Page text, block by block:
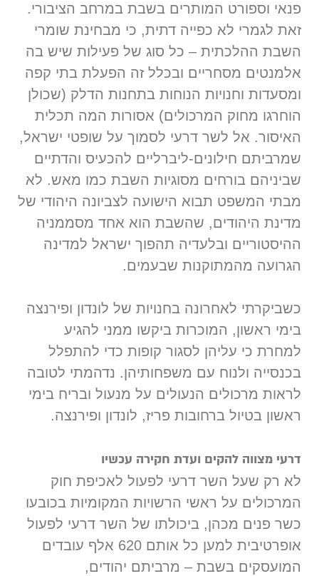
פנאי וספורט המותרים בשבת במרחב הציבורי.
זאת לגמרי לא כפייה דתית, כי מבחינת שומרי
השבת ההלכתית – כל סוג של פעילות שיש בה
אלמנטים מסחריים ובכלל זה הפעלת בתי קפה
ומסעדות וחנויות הנוחות בתחנות הדלק (שכולן
הוחרגו מחוק המרכולים) אסורות המה תכלית
האיסור. אל לשר דרעי לסמוך על שופטי ישראל,
שמרביתם חילונים-ליברליים להכעיס והדתיים
שביניהם בורחים מסוגיות השבת כמו מאש. לא
מבתי המשפט תבוא הישועה לצביונה היהודי של
מדינת היהודים, שהשבת הוא אחד מסממניה
ההיסטוריים ובלעדיה תהפוך ישראל למדינה
הגרועה מהמתוקנות שבעמים.
כשביקרתי לאחרונה בחנויות של לונדון ופירנצה
בימי ראשון, המוכרות ביקשו ממני להגיע
למחרת כי עליהן לסגור קופות כדי להתפלל
בכנסייה ולנוח עם משפחותיהן. נדהמתי לטובה
לראות מרכולים הנעולים על מנעול ובריח בימי
ראשון בטיול ברחובות פריז, לונדון ופירנצה.
דרעי מצווה להקים ועדת חקירה עכשיו
לא רק שעל השר דרעי לפעול לאכיפת חוק
המרכולים על ראשי הרשויות המקומיות בכובעו
כשר פנים מכהן, ביכולתו של השר דרעי לפעול
אופרטיבית למען כל אותם 620 אלף עובדים
המועסקים בשבת – מרביתם יהודים,